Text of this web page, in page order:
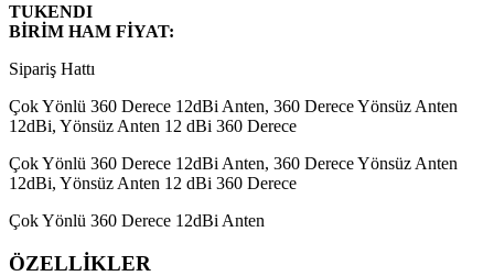
TUKENDI
BİRİM HAM FİYAT:
Sipariş Hattı
Çok Yönlü 360 Derece 12dBi Anten, 360 Derece Yönsüz Anten
12dBi, Yönsüz Anten 12 dBi 360 Derece
Çok Yönlü 360 Derece 12dBi Anten, 360 Derece Yönsüz Anten
12dBi, Yönsüz Anten 12 dBi 360 Derece
Çok Yönlü 360 Derece 12dBi Anten
ÖZELLİKLER